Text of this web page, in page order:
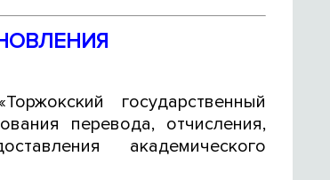
государственный
перевода, отчисления,
академического